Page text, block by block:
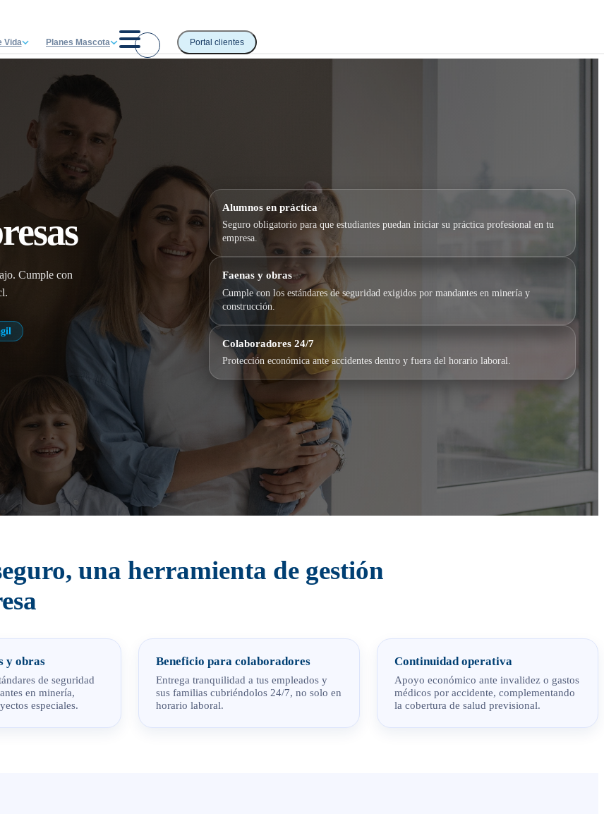
Vida Planes Mascota Portal clientes
Cumple con
Alumnos en práctica
Seguro obligatorio para que estudiantes puedan iniciar su práctica profesional en tu
empresa.
Faenas y obras
Cumple con los estándares de seguridad exigidos por mandantes en minería y
construcción.
Colaboradores 24/7
Protección económica ante accidentes dentro y fuera del horario laboral.
una herramienta de gestión
y obras
de seguridad
en minería,
especiales.
Beneficio para colaboradores
Entrega tranquilidad a tus empleados y
sus familias cubriéndolos 24/7, no solo en
horario laboral.
Continuidad operativa
Apoyo económico ante invalidez o gastos
médicos por accidente, complementando
la cobertura de salud previsional.